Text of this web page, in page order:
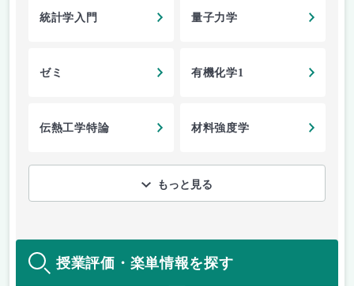
統計学入門 量子力学
ゼミ 有機化学1
伝熱工学特論 材料強度学
もっと見る
授業評価・楽単情報を探す